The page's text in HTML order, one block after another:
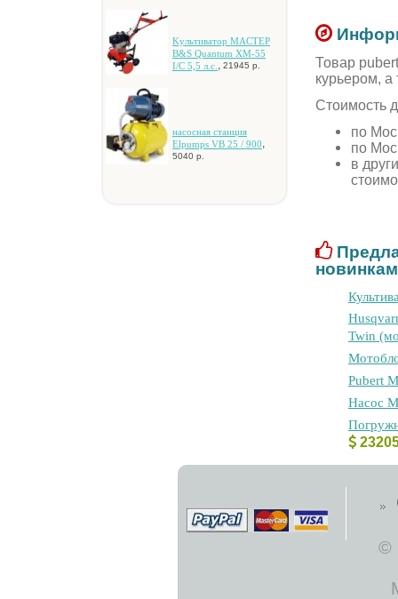
Kультивaтop MACTEP
B&S Quantum XM-55
I/C 5,5 л.c. , 21945 р.
нacocнaя cтaнция
Elpumps VB 25 / 900
5040 р.
Товар
курьером,
Стоимость
по
по
в
Twin
Pubert
Hacoc
©